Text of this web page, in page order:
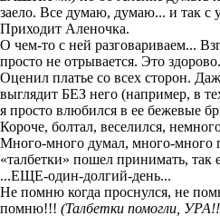
заело. Все думаю, думаю... и так с
Приходит Аленочка.
О чем-то с ней разговариваем...
просто не отрывается. Это здорово.
Оценил платье со всех сторон.
выглядит БЕЗ него (например, в
я просто влюбился в ее бежевые
Короче, болтал, веселился,
Много-много думал, много-много
«талбетки» пошел принимать, так
...ЕЩЕ-один-долгий-день...
Не помню когда проснулся, не
помню!!! (Талбетки помогли